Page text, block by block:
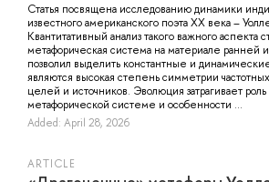
Статья посвящена исследованию динамики
известного американского поэта XX века –
Квантитативный анализ такого важного аспекта
метафорическая система на материале ранней
позволил выделить константные и
являются высокая степень симметрии
целей и источников. Эволюция затрагивает
метафорической системе и особенности ...
Added: April 28, 2026
ARTICLE